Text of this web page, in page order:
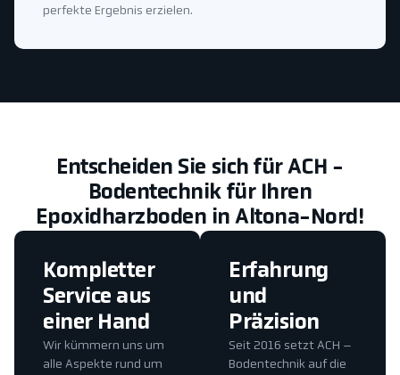
perfekte Ergebnis erzielen.
Entscheiden Sie sich für ACH -
Bodentechnik für Ihren
Epoxidharzboden in Altona-Nord!
Erfahrung
und
Präzision
Seit 2016 setzt ACH –
Bodentechnik auf die
Kompletter
Service aus
einer Hand
Wir kümmern uns um
alle Aspekte rund um